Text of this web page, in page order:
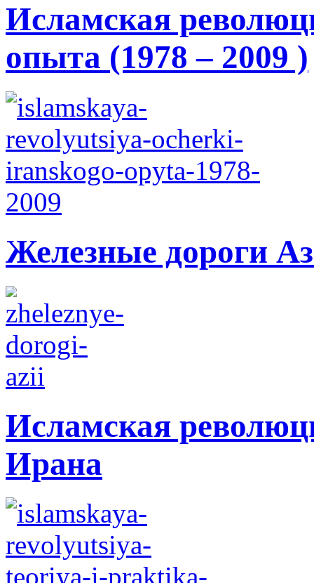
Исламская
опыта (1978 – 2009 )
Железные дороги
Исламская
Ирана